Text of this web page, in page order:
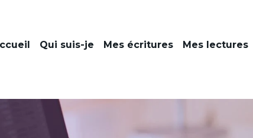
Qui suis-je Mes écritures Mes lectures